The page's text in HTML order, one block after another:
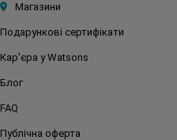
Магазини
Подарункові сертифікати
Кар'єра у Watsons
Блог
FAQ
Публічна оферта